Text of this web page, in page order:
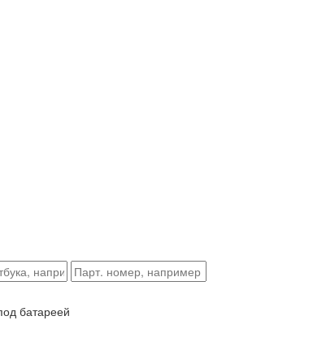
батареей